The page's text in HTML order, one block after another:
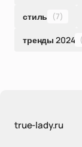
стиль (7)
тренды 2024
true-lady.ru